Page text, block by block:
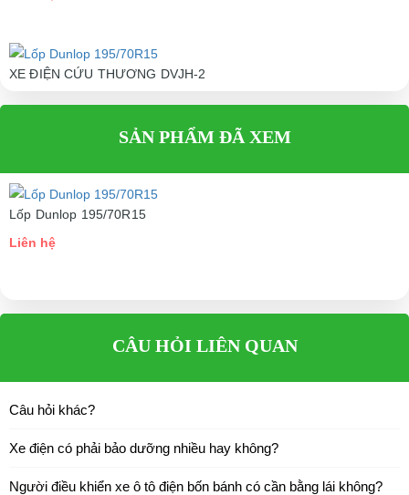
XE ĐIỆN CỨU THƯƠNG DVJH-2
Liên hệ
SẢN PHẨM ĐÃ XEM
Lốp Dunlop 195/70R15
Liên hệ
CÂU HỎI LIÊN QUAN
Câu hỏi khác?
Xe điện có phải bảo dưỡng nhiều hay không?
Người điều khiển xe ô tô điện bốn bánh có cần bằng lái không?